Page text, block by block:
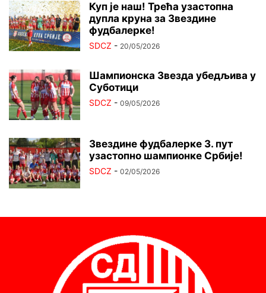
Куп је наш! Трећа узастопна
дупла круна за Звездине
фудбалерке!
SDCZ - 20/05/2026
Шампионска Звезда убедљива у
Суботици
SDCZ - 09/05/2026
Звездине фудбалерке 3. пут
узастопно шампионке Србије!
SDCZ - 02/05/2026